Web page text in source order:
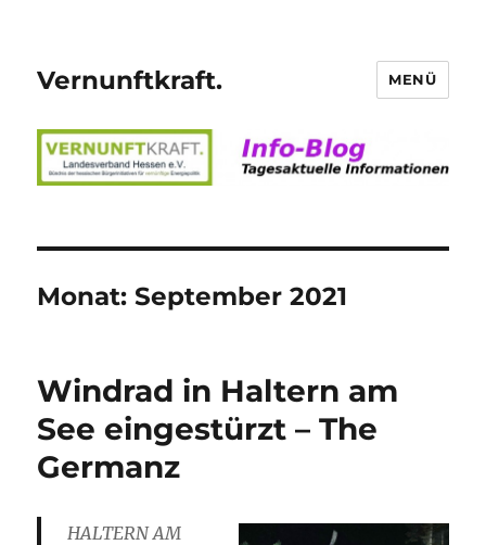
Vernunftkraft. MENÜ
Monat:September 2021
Windrad in Haltern am
See eingestürzt – The
Germanz
HALTERN AM